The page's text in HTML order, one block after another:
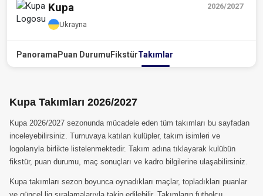
2026/2027
Kupa
Ukrayna
Panorama Puan Durumu FikstürTakımlar
Kupa Takımları 2026/2027
Kupa 2026/2027 sezonunda mücadele eden tüm takımları bu sayfadan
inceleyebilirsiniz. Turnuvaya katılan kulüpler, takım isimleri ve
logolarıyla birlikte listelenmektedir. Takım adına tıklayarak kulübün
fikstür, puan durumu, maç sonuçları ve kadro bilgilerine ulaşabilirsiniz.
Kupa takımları sezon boyunca oynadıkları maçlar, topladıkları puanlar